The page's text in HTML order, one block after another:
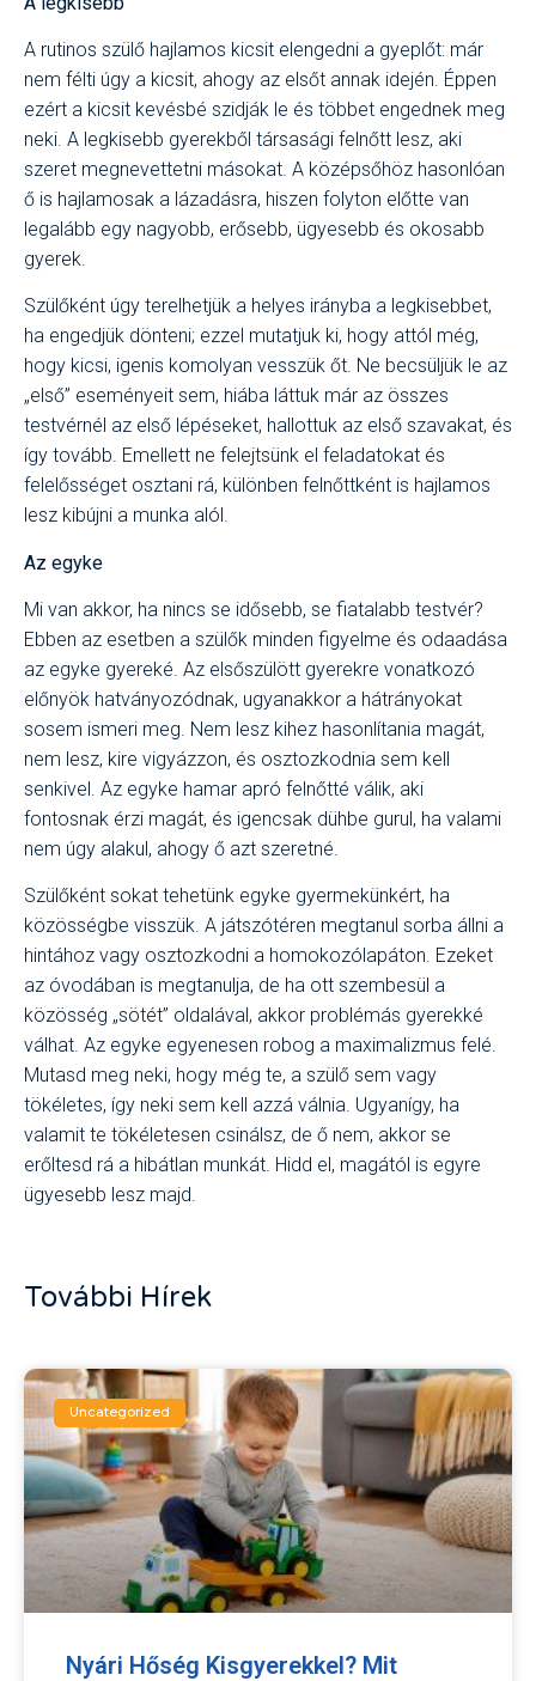
A rutinos szülő hajlamos kicsit elengedni a gyeplőt: már
nem félti úgy a kicsit, ahogy az elsőt annak idején. Éppen
ezért a kicsit kevésbé szidják le és többet engednek meg
neki. A legkisebb gyerekből társasági felnőtt lesz, aki
szeret megnevettetni másokat. A középsőhöz hasonlóan
ő is hajlamosak a lázadásra, hiszen folyton előtte van
legalább egy nagyobb, erősebb, ügyesebb és okosabb
gyerek.
Szülőként úgy terelhetjük a helyes irányba a legkisebbet,
ha engedjük dönteni; ezzel mutatjuk ki, hogy attól még,
hogy kicsi, igenis komolyan vesszük őt. Ne becsüljük le az
„első” eseményeit sem, hiába láttuk már az összes
testvérnél az első lépéseket, hallottuk az első szavakat, és
így tovább. Emellett ne felejtsünk el feladatokat és
felelősséget osztani rá, különben felnőttként is hajlamos
lesz kibújni a munka alól.
Az egyke
Mi van akkor, ha nincs se idősebb, se fiatalabb testvér?
Ebben az esetben a szülők minden figyelme és odaadása
az egyke gyereké. Az elsőszülött gyerekre vonatkozó
előnyök hatványozódnak, ugyanakkor a hátrányokat
sosem ismeri meg. Nem lesz kihez hasonlítania magát,
nem lesz, kire vigyázzon, és osztozkodnia sem kell
senkivel. Az egyke hamar apró felnőtté válik, aki
fontosnak érzi magát, és igencsak dühbe gurul, ha valami
nem úgy alakul, ahogy ő azt szeretné.
Szülőként sokat tehetünk egyke gyermekünkért, ha
közösségbe visszük. A játszótéren megtanul sorba állni a
hintához vagy osztozkodni a homokozólapáton. Ezeket
az óvodában is megtanulja, de ha ott szembesül a
közösség „sötét” oldalával, akkor problémás gyerekké
válhat. Az egyke egyenesen robog a maximalizmus felé.
Mutasd meg neki, hogy még te, a szülő sem vagy
tökéletes, így neki sem kell azzá válnia. Ugyanígy, ha
valamit te tökéletesen csinálsz, de ő nem, akkor se
erőltesd rá a hibátlan munkát. Hidd el, magától is egyre
ügyesebb lesz majd.
További Hírek
Uncategorized
Nyári Hőség Kisgyerekkel? Mit